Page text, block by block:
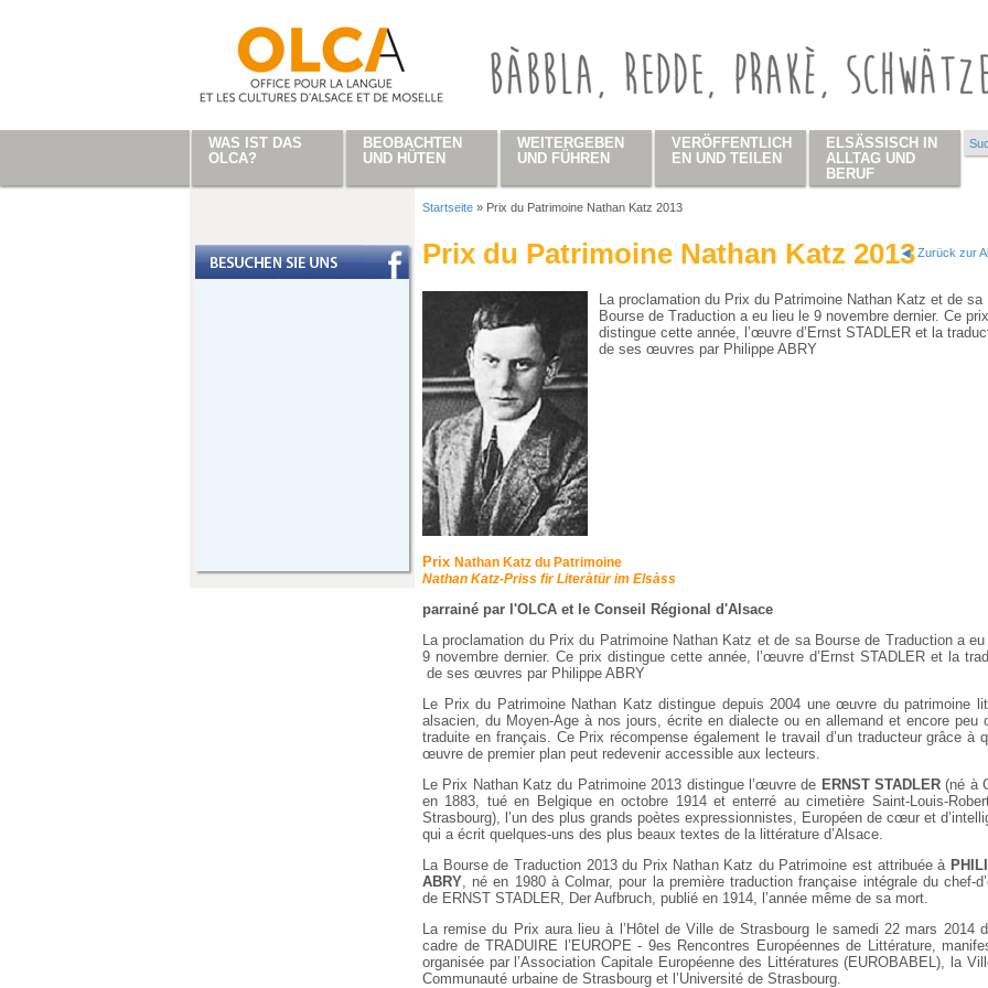
Startseite » Prix du Patrimoine Nathan Katz 2013
Zurück zur
Prix du Patrimoine Nathan Katz 2013
La proclamation du Prix du Patrimoine Nathan Katz et de sa
Bourse de Traduction a eu lieu le 9 novembre dernier. Ce prix
distingue cette année, l’œuvre d’Ernst STADLER et la
de ses œuvres par Philippe ABRY
Prix Nathan Katz du Patrimoine
Nathan Katz-Priss fir Literàtür im Elsàss
parrainé par l'OLCA et le Conseil Régional d'Alsace
La proclamation du Prix du Patrimoine Nathan Katz et de sa Bourse de Traduction a
9 novembre dernier. Ce prix distingue cette année, l’œuvre d’Ernst STADLER et la
de ses œuvres par Philippe ABRY
Le Prix du Patrimoine Nathan Katz distingue depuis 2004 une œuvre du patrimoine
alsacien, du Moyen-Age à nos jours, écrite en dialecte ou en allemand et encore peu
traduite en français. Ce Prix récompense également le travail d’un traducteur grâce à
œuvre de premier plan peut redevenir accessible aux lecteurs.
Le Prix Nathan Katz du Patrimoine 2013 distingue l’œuvre de ERNST STADLER(né à
en 1883, tué en Belgique en octobre 1914 et enterré au cimetière Saint-Louis-
Strasbourg), l’un des plus grands poètes expressionnistes, Européen de cœur et
qui a écrit quelques-uns des plus beaux textes de la littérature d’Alsace.
La Bourse de Traduction 2013 du Prix Nathan Katz du Patrimoine est attribuée à
ABRY , né en 1980 à Colmar, pour la première traduction française intégrale du chef-
de ERNST STADLER, Der Aufbruch, publié en 1914, l’année même de sa mort.
La remise du Prix aura lieu à l’Hôtel de Ville de Strasbourg le samedi 22 mars 2014
cadre de TRADUIRE l’EUROPE - 9es Rencontres Européennes de Littérature,
organisée par l’Association Capitale Européenne des Littératures (EUROBABEL), la
Communauté urbaine de Strasbourg et l’Université de Strasbourg.
WAS IST DAS
OLCA?
BEOBACHTEN
UND HÜTEN
WEITERGEBEN
UND FÜHREN
VERÖFFENTLICH
EN UND TEILEN
ELSÄSSISCH IN
ALLTAG UND
BERUF